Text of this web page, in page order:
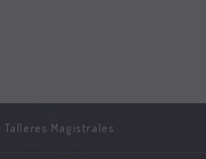
Talleres Magistrales